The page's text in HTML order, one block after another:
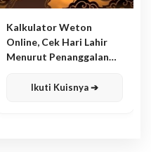
Kalkulator Weton
Online, Cek Hari Lahir
Menurut Penanggalan
Ikuti Kuisnya ➔